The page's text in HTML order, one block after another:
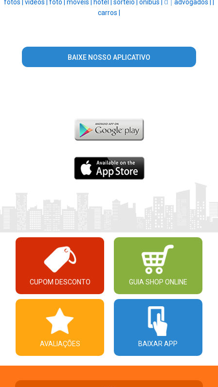
fotos | videos | foto | móveis | hotel | sorteio | onibus | advogados |
carros |
BAIXE NOSSO APLICATIVO
CUPOM DESCONTO GUIA SHOP ONLINE
AVALIAÇÕES BAIXAR APP